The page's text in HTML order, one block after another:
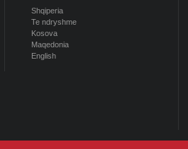
Shqiperia
Te ndryshme
Kosova
Maqedonia
English